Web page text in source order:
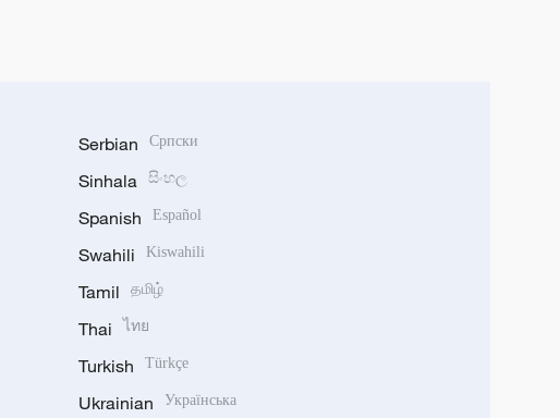
Serbian Српски
Sinhala සිංහල
Spanish Español
Swahili Kiswahili
Tamil தமிழ்
Thai ไทย
Turkish Türkçe
Ukrainian Українська